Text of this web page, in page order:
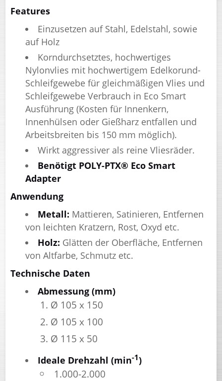
Features
Einzusetzen auf Stahl, Edelstahl, sowie
auf Holz
Korndurchsetztes, hochwertiges
Nylonvlies mit hochwertigem Edelkorund-
Schleif­gewebe für gleichmäßigen Vlies und
Schleifgewebe Verbrauch in Eco Smart
Ausführung (Kosten für Innenkern,
Innenhülsen oder Gießharz entfallen und
Arbeitsbreiten bis 150 mm möglich).
Wirkt aggressiver als reine Vliesräder.
Benötigt POLY-PTX® Eco Smart
Adapter
Anwendung
Metall: Mattieren, Satinieren, Entfernen
von leichten Kratzern, Rost, Oxyd etc.
Holz: Glätten der Oberfläche, Entfernen
von Altfarbe, Schmutz etc.
Technische Daten
Abmessung (mm)
Ø 105 x 150
Ø 105 x 100
Ø 115 x 50
Ideale Drehzahl (min-1)
1.000-2.000